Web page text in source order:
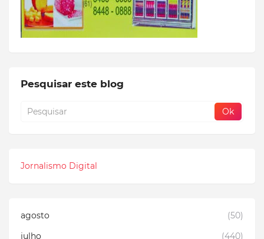
Pesquisar este blog
Jornalismo Digital
agosto
(50)
julho
(440)